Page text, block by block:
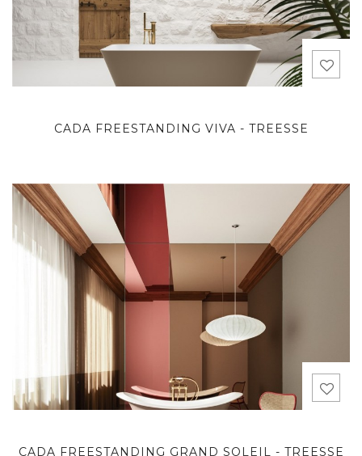
CADA FREESTANDING VIVA - TREESSE
CADA FREESTANDING GRAND SOLEIL - TREESSE